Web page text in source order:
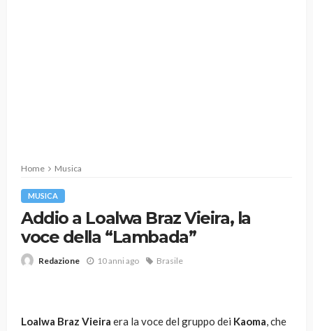
Home Musica
MUSICA
Addio a Loalwa Braz Vieira, la
voce della “Lambada”
Redazione 10 anni ago Brasile
Loalwa Braz Vieira era la voce del gruppo dei Kaoma, che